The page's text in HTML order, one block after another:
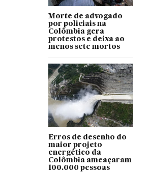
Morte de advogado
por policiais na
Colômbia gera
protestos e deixa ao
menos sete mortos
Erros de desenho do
maior projeto
energético da
Colômbia ameaçaram
100.000 pessoas